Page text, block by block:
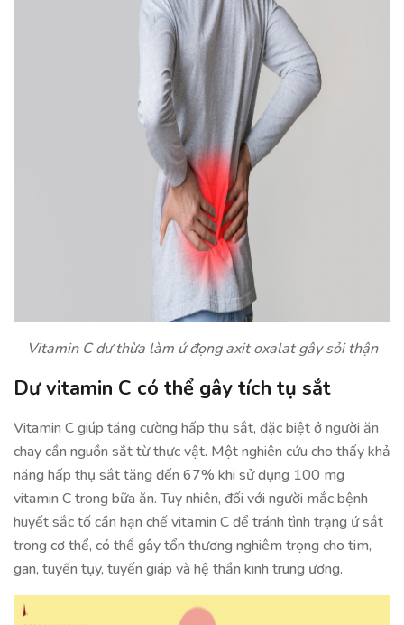
Vitamin C dư thừa làm ứ đọng axit oxalat gây sỏi thận
Dư vitamin C có thể gây tích tụ sắt
Vitamin C giúp tăng cường hấp thụ sắt, đặc biệt ở người ăn
chay cần nguồn sắt từ thực vật. Một nghiên cứu cho thấy khả
năng hấp thụ sắt tăng đến 67% khi sử dụng 100 mg
vitamin C trong bữa ăn. Tuy nhiên, đối với người mắc bệnh
huyết sắc tố cần hạn chế vitamin C để tránh tình trạng ứ sắt
trong cơ thể, có thể gây tổn thương nghiêm trọng cho tim,
gan, tuyến tụy, tuyến giáp và hệ thần kinh trung ương.